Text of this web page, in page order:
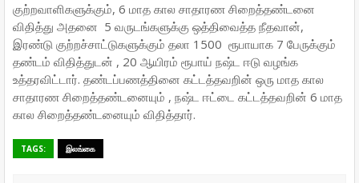
குற்றவாளிகளுக்கும், 6 மாத கால சாதாரண சிறைத்தண்டனை
விதித்து அதனை 5 வருடங்களுக்கு ஒத்திவைத்த நீதவான்,
இரண்டு குற்றச்சாட்டுகளுக்கும் தலா 1500 ரூபாயாக 7 பேருக்கும்
தண்டம் விதித்துடன் , 20 ஆயிரம் ரூபாய் நஷ்ட ஈடு வழங்க
உத்தரவிட்டார். தண்டப்பணத்தினை கட்டத்தவறின் ஒரு மாத கால
சாதாரண சிறைத்தண்டனையும் , நஷ்ட ஈட்டை கட்டத்தவறின் 6 மாத
கால சிறைத்தண்டனையும் விதித்தார்.
TAGS: இலங்கை